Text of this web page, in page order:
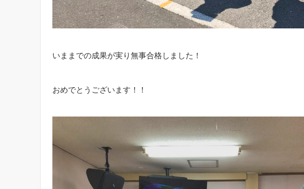
いままでの成果が実り無事合格しました！
おめでとうございます！！